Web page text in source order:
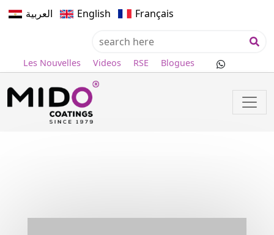
العربية English Français
Les Nouvelles Videos RSE Blogues